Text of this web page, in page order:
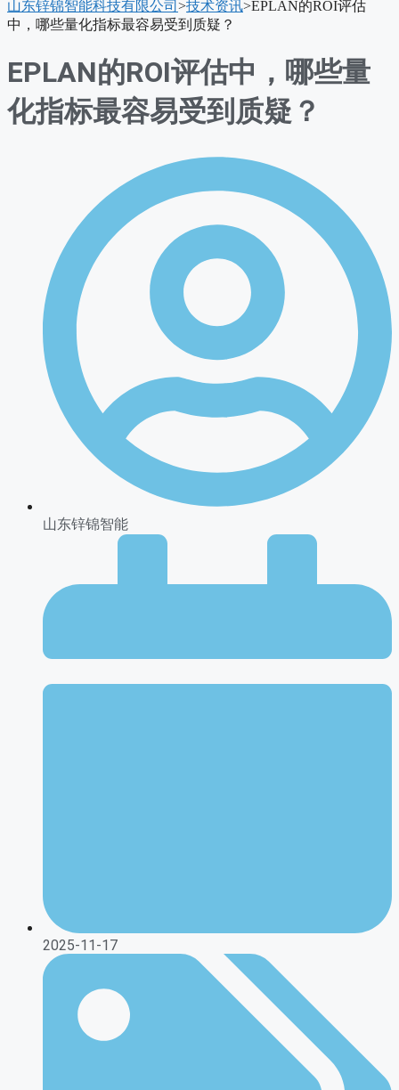
单
山东锌锦智能科技有限公司 >技术资讯>EPLAN的ROI评估
中，哪些量化指标最容易受到质疑？
EPLAN的ROI评估中，哪些量
化指标最容易受到质疑？
山东锌锦智能
2025-11-17